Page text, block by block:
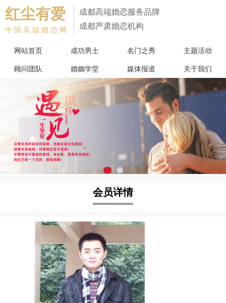
红尘有爱
中国高端婚恋网
成都高端婚恋服务品牌
成都严肃婚恋机构
网站首页 成功男士 名门之秀 主题活动
顾问团队 婚姻学堂 媒体报道 关于我们
会员详情